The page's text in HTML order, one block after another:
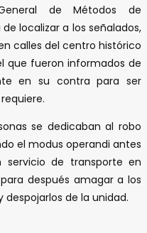
de Métodos de
localizar a los señalados,
calles del centro histórico
que fueron informados de
en su contra para ser
se dedicaban al robo
el modus operandi antes
de transporte en
después amagar a los
de la unidad.